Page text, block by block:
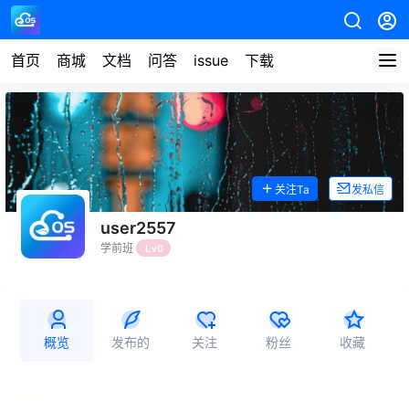
首页 商城 文档 问答 issue 下载
user2557
学前班 Lv0
关注Ta 发私信
概览 发布的 关注 粉丝 收藏